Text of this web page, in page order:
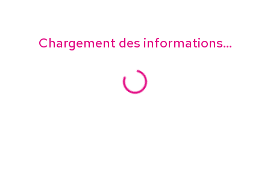
Chargement des informations...